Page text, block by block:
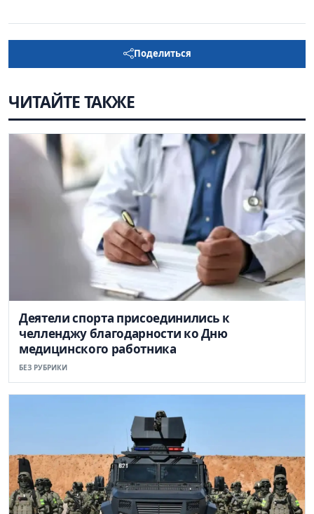
Поделиться
ЧИТАЙТЕ ТАКЖЕ
Деятели спорта присоединились к
челленджу благодарности ко Дню
медицинского работника
БЕЗ РУБРИКИ